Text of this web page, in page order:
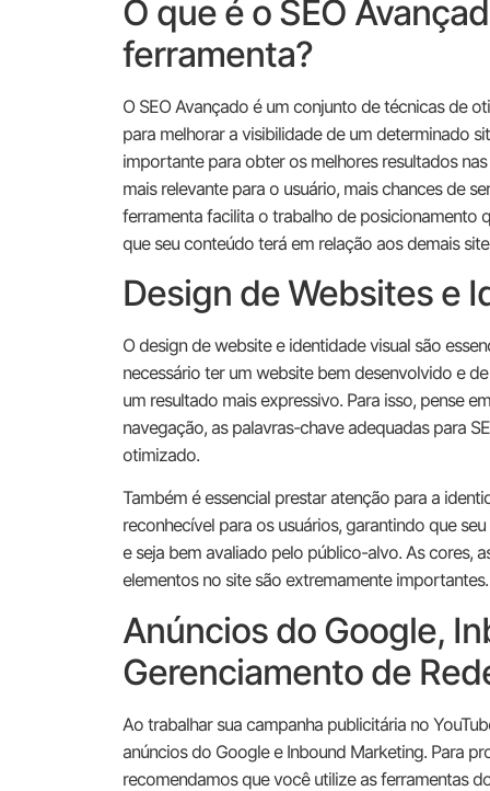
O que é o SEO
ferramenta?
O SEO Avançado é um conjunto de técnicas de
para melhorar a visibilidade de um determinado
importante para obter os melhores resultados
mais relevante para o usuário, mais chances de
ferramenta facilita o trabalho de posicionamento
que seu conteúdo terá em relação aos demais
Design de Websites e
O design de website e identidade visual são
necessário ter um website bem desenvolvido e
um resultado mais expressivo. Para isso, pense
navegação, as palavras-chave adequadas para
otimizado.
Também é essencial prestar atenção para a
reconhecível para os usuários, garantindo que
e seja bem avaliado pelo público-alvo. As cores,
elementos no site são extremamente importantes.
Anúncios do Google,
Gerenciamento de
Ao trabalhar sua campanha publicitária no
anúncios do Google e Inbound Marketing. Para
recomendamos que você utilize as ferramentas